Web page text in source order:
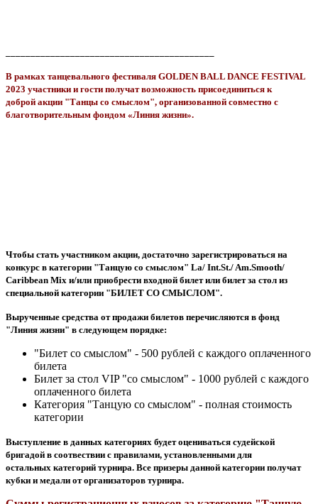
В рамках танцевального фестиваля GOLDEN BALL DANCE FESTIVAL
2023 участники и гости получат возможность присоединиться к
доброй акции "Танцы со смыслом", организованной совместно с
благотворительным фондом «Линия жизни».
Чтобы стать участником акции, достаточно зарегистрироваться на
конкурс в категории "Танцую со смыслом" La/ Int.St./ Am.Smooth/
Caribbean Mix и/или приобрести входной билет или билет за стол из
специальной категории "БИЛЕТ СО СМЫСЛОМ".
Вырученные средства от продажи билетов перечисляются в фонд
"Линия жизни" в следующем порядке:
"Билет со смыслом" - 500 рублей с каждого оплаченного
билета
Билет за стол VIP "со смыслом" - 1000 рублей с каждого
оплаченного билета
Категория "Танцую со смыслом" - полная стоимость
категории
Выступление в данных категориях будет оцениваться судейской
бригадой в соотвествии с правилами, установленными для
остальных категорий турнира. Все призеры данной категории получат
кубки и медали от организаторов турнира.